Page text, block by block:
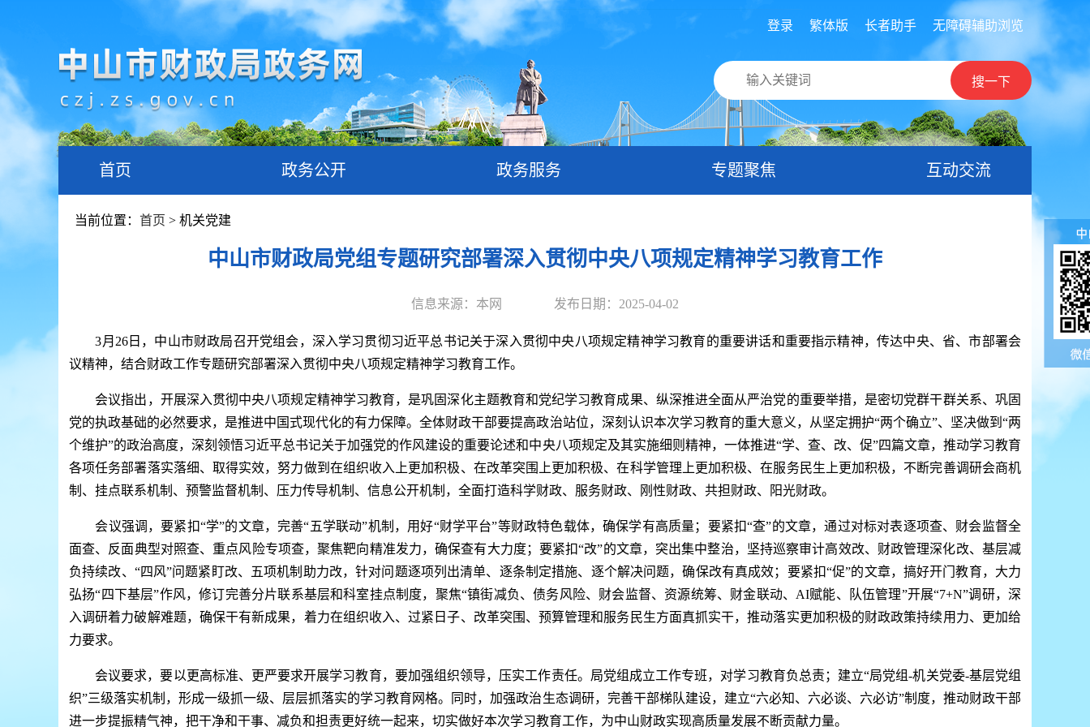
登录 繁体版 长者助手 无障碍辅助浏览
搜一下
首页 政务公开 政务服务 专题聚焦 互动交流
当前位置： 首页 > 机关党建
中山市财政局党组专题研究部署深入贯彻中央八项规定精神学习教育工作
信息来源：本网 发布日期：2025-04-02
3月26日，中山市财政局召开党组会，深入学习贯彻习近平总书记关于深入贯彻中央八项规定精神学习教育的重要讲话和重要指示精神，传达中央、省、市部署会
议精神，结合财政工作专题研究部署深入贯彻中央八项规定精神学习教育工作。
会议指出，开展深入贯彻中央八项规定精神学习教育，是巩固深化主题教育和党纪学习教育成果、纵深推进全面从严治党的重要举措，是密切党群干群关系、巩固
党的执政基础的必然要求，是推进中国式现代化的有力保障。全体财政干部要提高政治站位，深刻认识本次学习教育的重大意义，从坚定拥护“两个确立”、坚决做到“两
个维护”的政治高度，深刻领悟习近平总书记关于加强党的作风建设的重要论述和中央八项规定及其实施细则精神，一体推进“学、查、改、促”四篇文章，推动学习教育
各项任务部署落实落细、取得实效，努力做到在组织收入上更加积极、在改革突围上更加积极、在科学管理上更加积极、在服务民生上更加积极，不断完善调研会商机
制、挂点联系机制、预警监督机制、压力传导机制、信息公开机制，全面打造科学财政、服务财政、刚性财政、共担财政、阳光财政。
会议强调，要紧扣“学”的文章，完善“五学联动”机制，用好“财学平台”等财政特色载体，确保学有高质量；要紧扣“查”的文章，通过对标对表逐项查、财会监督全
面查、反面典型对照查、重点风险专项查，聚焦靶向精准发力，确保查有大力度；要紧扣“改”的文章，突出集中整治，坚持巡察审计高效改、财政管理深化改、基层减
负持续改、“四风”问题紧盯改、五项机制助力改，针对问题逐项列出清单、逐条制定措施、逐个解决问题，确保改有真成效；要紧扣“促”的文章，搞好开门教育，大力
弘扬“四下基层”作风，修订完善分片联系基层和科室挂点制度，聚焦“镇街减负、债务风险、财会监督、资源统筹、财金联动、AI赋能、队伍管理”开展“7+N”调研，深
入调研着力破解难题，确保干有新成果，着力在组织收入、过紧日子、改革突围、预算管理和服务民生方面真抓实干，推动落实更加积极的财政政策持续用力、更加给
力要求。
会议要求，要以更高标准、更严要求开展学习教育，要加强组织领导，压实工作责任。局党组成立工作专班，对学习教育负总责；建立“局党组-机关党委-基层党组
织”三级落实机制，形成一级抓一级、层层抓落实的学习教育网格。同时，加强政治生态调研，完善干部梯队建设，建立“六必知、六必谈、六必访”制度，推动财政干部
进一步提振精气神，把干净和干事、减负和担责更好统一起来，切实做好本次学习教育工作，为中山财政实现高质量发展不断贡献力量。